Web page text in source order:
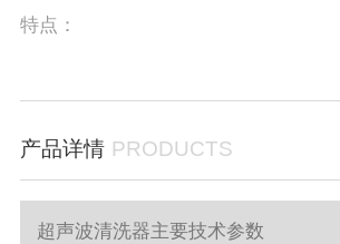
特点：
产品详情 PRODUCTS
超声波清洗器主要技术参数